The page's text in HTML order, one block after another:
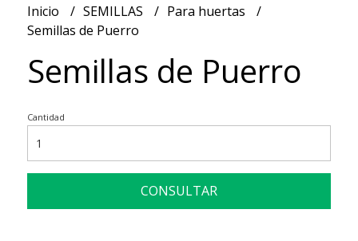
Inicio SEMILLAS
Para huertas
Semillas de Puerro
Semillas de Puerro
Cantidad
CONSULTAR